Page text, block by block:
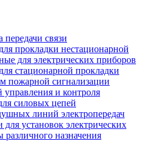
связи
прокладки нестационарной
для электрических приборов
стационарной прокладки
пожарной сигнализации
управления и контроля
силовых цепей
линий электропередач
установок электрических
назначения